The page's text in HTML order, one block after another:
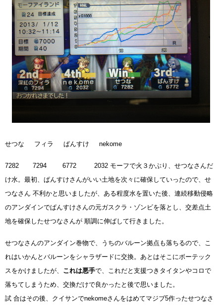
せつな フィラ ぱんすけ nekome
7282 7294 6772 2032 モーフで火３かぶり、せつなさんだ
け水。最初、ぱんすけさんがいい土地を次々に確保していったので、せ
つなさん 不利かと思いましたが、ある程度水を置いた後、連続移動侵略
のアンダインでぱんすけさんの元ガスクラ・ゾンビを落とし、交差点土
地を確保したせつなさんが 順調に伸ばして行きました。
せつなさんのアンダイン巻物で、うちのバルーン拠点も落ちるので、こ
れはいかんとバルーンをシャラザードに交換。あとはそこにボーテック
スをかけましたが、 これは悪手で、これだと支援つきタイタンやコロで
落ちてしまうため、交換だけで良かったと後で思いました。
試 合はその後、クイサンでnekomeさんをはめてマジブ5作ったせつなさ